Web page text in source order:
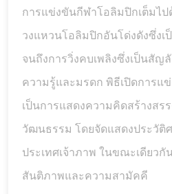
การแข่งขันกีฬาโอลิมปิกเต็มไ
วงแหวนโอลิมปิกอันโด่งดังซึ่ง
จนถึงการวิ่งคบเพลิงซึ่งเป็นสั
ความรู้และมรดก พิธีเปิดการแ
เป็นการแสดงความคิดสร้างสร
วัฒนธรรม โดยจัดแสดงประวัติ
ประเทศเจ้าภาพ ในขณะเดียว
สันติภาพและความสามัคคี